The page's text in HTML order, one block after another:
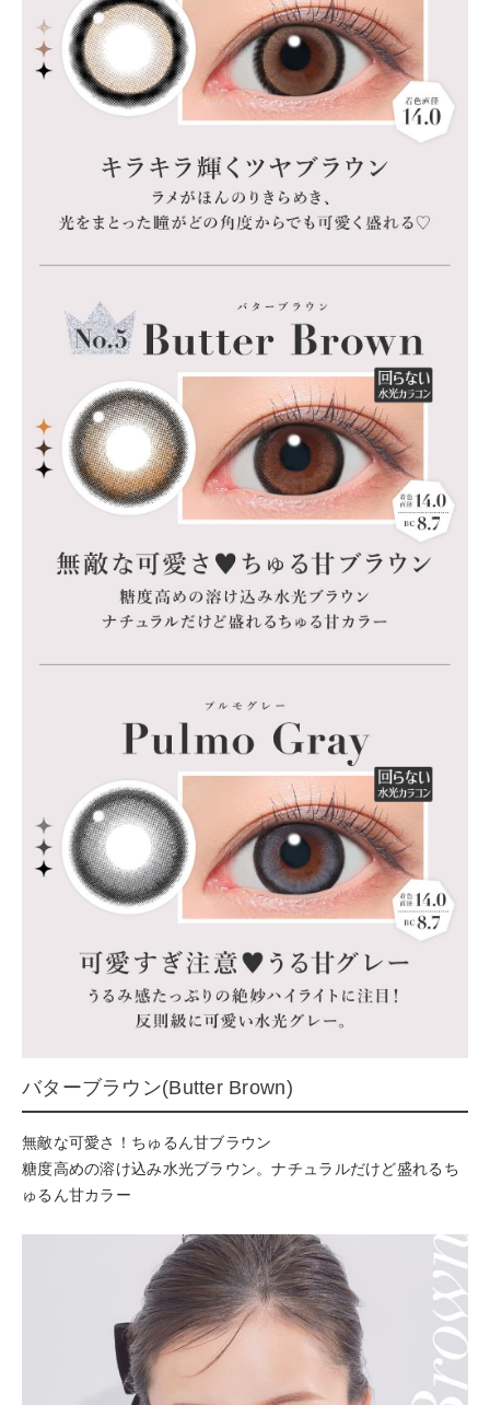
バターブラウン(Butter Brown)
無敵な可愛さ！ちゅるん甘ブラウン
糖度高めの溶け込み水光ブラウン。ナチュラルだけど盛れるち
ゅるん甘カラー